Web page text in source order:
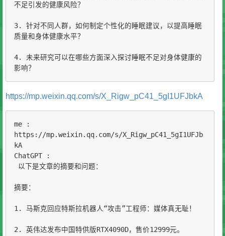
不足引发的健康风险？
3. 针对不同人群，如何制定个性化的睡眠建议，以提高睡眠
质量和身体健康水平？
4. 未来研究可以在哪些方面深入探讨睡眠不足对身体健康的
影响？
https://mp.weixin.qq.com/s/X_Rigw_pC41_5gI1UFJbkA
me :
https://mp.weixin.qq.com/s/X_Rigw_pC41_5gI1UFJb
kA
ChatGPT :
摘要：
1. 马斯克回应特斯拉机器人“攻击”工程师：媒体真无耻！
2. 英伟达发布中国特供版RTX4090D，售价12999元。